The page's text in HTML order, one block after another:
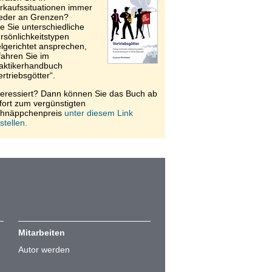
immer
an Grenzen?
Sie unterschiedliche
ansprechen,
Sie im
Dann können Sie das Buch ab
zum vergünstigten
unter diesem Link
Mitarbeiten
Autor werden